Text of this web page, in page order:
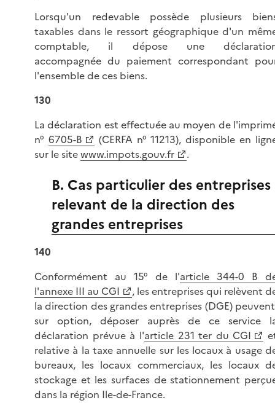
Lorsqu'un redevable possède plusieurs
taxables dans le ressort géographique d'un
comptable, il dépose une
accompagnée du paiement correspondant
l'ensemble de ces biens.
130
La déclaration est effectuée au moyen de
n° 6705-B
(CERFA n° 11213), disponible en
sur le sitewww.impots.gouv.fr .
B. Cas particulier des entreprises
relevant de la direction des
grandes entreprises
140
Conformément au 15° de l'article 344-0 B
l'annexe III au CGI
, les entreprises qui relèvent
la direction des grandes entreprises (DGE)
sur option, déposer auprès de ce service
déclaration prévue à l'article 231 ter du CGI
relative à la taxe annuelle sur les locaux à usage
bureaux, les locaux commerciaux, les locaux
stockage et les surfaces de stationnement
dans la région Ile-de-France.